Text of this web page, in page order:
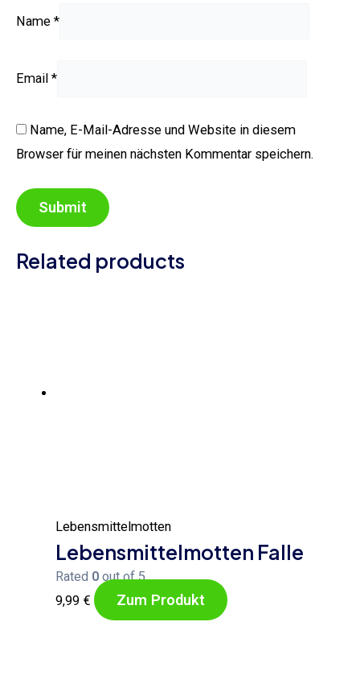
Name *
Email *
Name, E-Mail-Adresse und Website in diesem
Browser für meinen nächsten Kommentar speichern.
Related products
Lebensmittelmotten
Lebensmittelmotten Falle
Rated 0 out of 5
9,99 € Zum Produkt